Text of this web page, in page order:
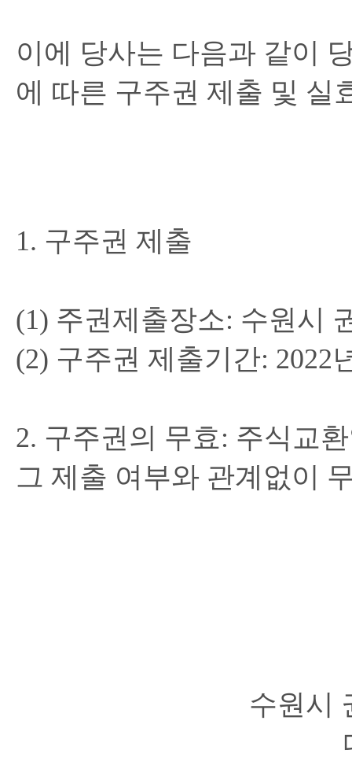
이에 당사는 다음과 같이
에
따른 구주권 제출 및 실
1. 구주권 제출
(1) 주권제출장소: 수원시
(2) 구주권 제출기간: 2022
2. 구주권의 무효: 주식교
그 제출 여부와 관계없이
수원시